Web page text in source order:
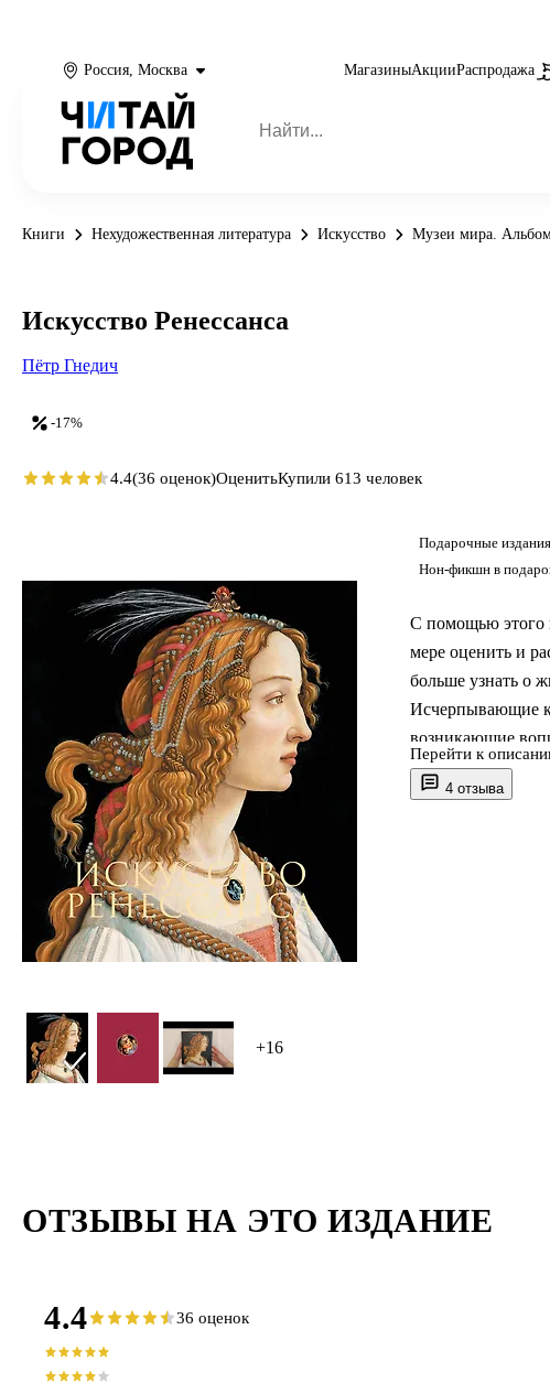
Россия, Москва МагазиныАкцииРаспродажа
Книги Нехудожественная литература Искусство Музеи мира.
+16
4 отзыва
Подарочные издания
Нон-фикшн в
С помощью этого
мере оценить и
больше узнать о
Исчерпывающие
возникающие
книгу
Перейти к
-17%
Искусство Ренессанса
Пётр Гнедич
4.4(36 оценок)ОценитьКупили 613 человек
ОТЗЫВЫ НА ЭТО ИЗДАНИЕ
4.4 36 оценок